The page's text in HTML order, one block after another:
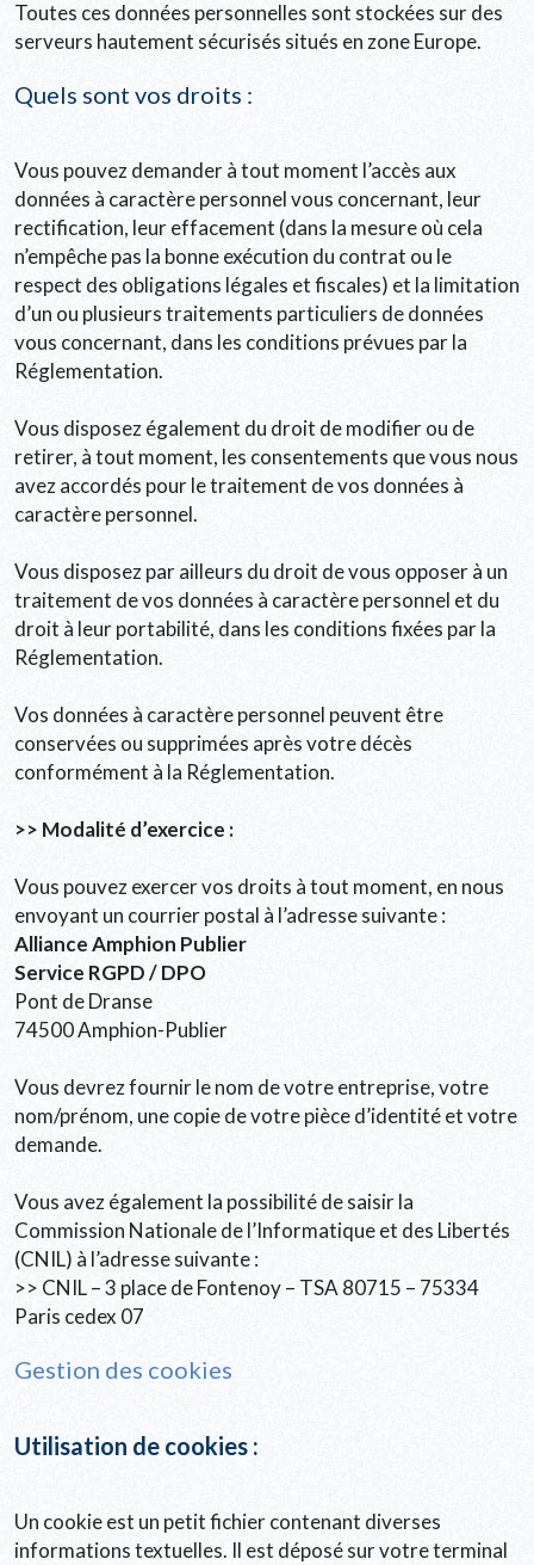
Toutes ces données personnelles sont stockées sur des
serveurs hautement sécurisés situés en zone Europe.
Quels sont vos droits :
Vous pouvez demander à tout moment l’accès aux
données à caractère personnel vous concernant, leur
rectification, leur effacement (dans la mesure où cela
n’empêche pas la bonne exécution du contrat ou le
respect des obligations légales et fiscales) et la limitation
d’un ou plusieurs traitements particuliers de données
vous concernant, dans les conditions prévues par la
Réglementation.
Vous disposez également du droit de modifier ou de
retirer, à tout moment, les consentements que vous nous
avez accordés pour le traitement de vos données à
caractère personnel.
Vous disposez par ailleurs du droit de vous opposer à un
traitement de vos données à caractère personnel et du
droit à leur portabilité, dans les conditions fixées par la
Réglementation.
Vos données à caractère personnel peuvent être
conservées ou supprimées après votre décès
conformément à la Réglementation.
>> Modalité d’exercice :
Vous pouvez exercer vos droits à tout moment, en nous
envoyant un courrier postal à l’adresse suivante :
Alliance Amphion Publier
Service RGPD / DPO
Pont de Dranse
74500 Amphion-Publier
Vous devrez fournir le nom de votre entreprise, votre
nom/prénom, une copie de votre pièce d’identité et votre
demande.
Vous avez également la possibilité de saisir la
Commission Nationale de l’Informatique et des Libertés
(CNIL) à l’adresse suivante :
>> CNIL – 3 place de Fontenoy – TSA 80715 – 75334
Paris cedex 07
Gestion des cookies
Utilisation de cookies :
Un cookie est un petit fichier contenant diverses
informations textuelles. Il est déposé sur votre terminal